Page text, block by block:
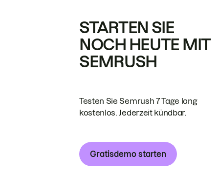
STARTEN SIE
NOCH HEUTE MIT
SEMRUSH
Testen Sie Semrush 7 Tage lang
kostenlos. Jederzeit kündbar.
Gratisdemo starten